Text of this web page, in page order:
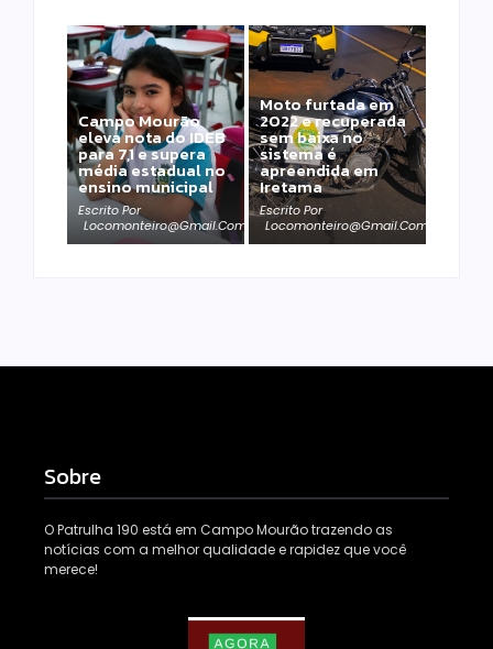
Campo Mourão
eleva nota do IDEB
para 7,1 e supera
média estadual no
ensino municipal
Escrito Por
Locomonteiro@gmail.com
Moto furtada em
2022 e recuperada
sem baixa no
sistema é
apreendida em
Iretama
Escrito Por
Locomonteiro@gmail.com
Sobre
O Patrulha 190 está em Campo Mourão trazendo as
notícias com a melhor qualidade e rapidez que você
merece!